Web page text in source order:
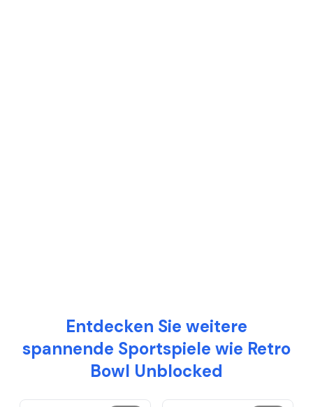
Entdecken Sie weitere
spannende Sportspiele wie Retro
Bowl Unblocked